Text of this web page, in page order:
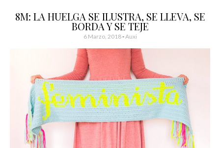
Bonitismos
8M: LA HUELGA SE ILUSTRA, SE LLEVA, SE
BORDA Y SE TEJE
6 Marzo, 2018-Auxi